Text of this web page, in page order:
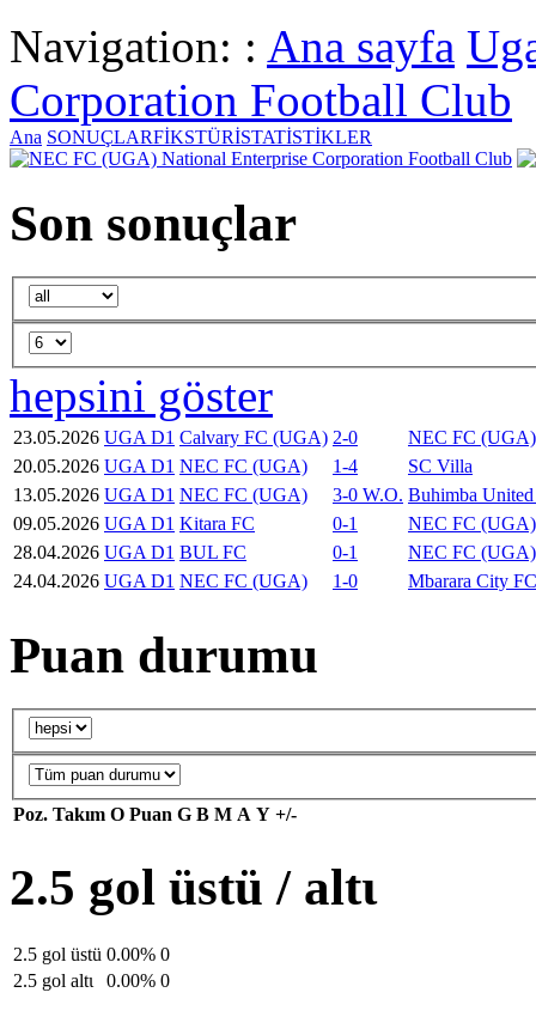
Navigation: : Ana sayfa
Corporation Football Club
Ana SONUÇLARFİKSTÜRİSTATİSTİKLER
National Enterprise Corporation Football Club
Son sonuçlar
hepsini göster
23.05.2026 UGA D1 Calvary FC (UGA) 2-0
NEC FC (UGA)
20.05.2026 UGA D1 NEC FC (UGA) 1-4
SC Villa
13.05.2026 UGA D1 NEC FC (UGA) 3-0 W.O. Buhimba
09.05.2026 UGA D1 Kitara FC 0-1
NEC FC (UGA)
28.04.2026 UGA D1 BUL FC 0-1
NEC FC (UGA)
24.04.2026 UGA D1 NEC FC (UGA) 1-0 Mbarara City FC
Puan durumu
Poz. Takım O Puan G B M A Y +/-
2.5 gol üstü / altι
2.5 gol üstü 0.00% 0
2.5 gol altι
0.00% 0